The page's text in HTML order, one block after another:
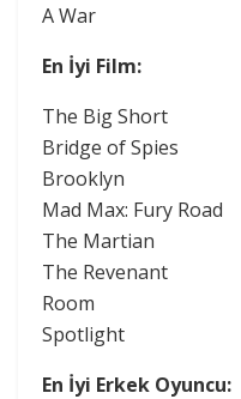
A War
En İyi Film:
The Big Short
Bridge of Spies
Brooklyn
Mad Max: Fury Road
The Martian
The Revenant
Room
Spotlight
En İyi Erkek Oyuncu: